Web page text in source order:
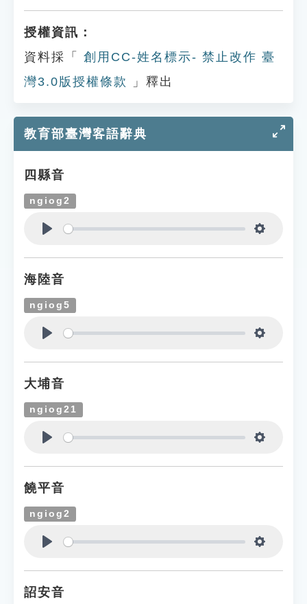
授權資訊：
資料採「
創用CC-姓名標示- 禁止改作 臺
灣3.0版授權條款
」釋出
教育部臺灣客語辭典
四縣音
ngiog2
海陸音
ngiog5
大埔音
ngiog21
饒平音
ngiog2
詔安音